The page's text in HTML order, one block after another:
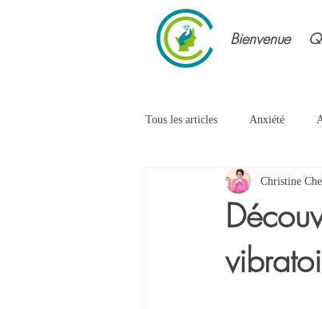
Bienvenue
Tous les articles Anxiété
Emotions
Lâcher prise
Christine